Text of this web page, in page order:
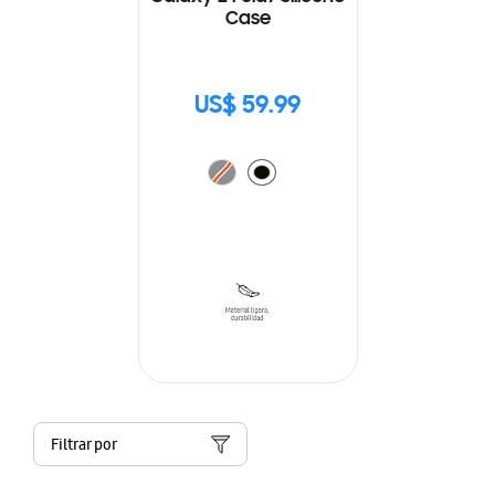
Case
US$ 59.99
Filtrar por